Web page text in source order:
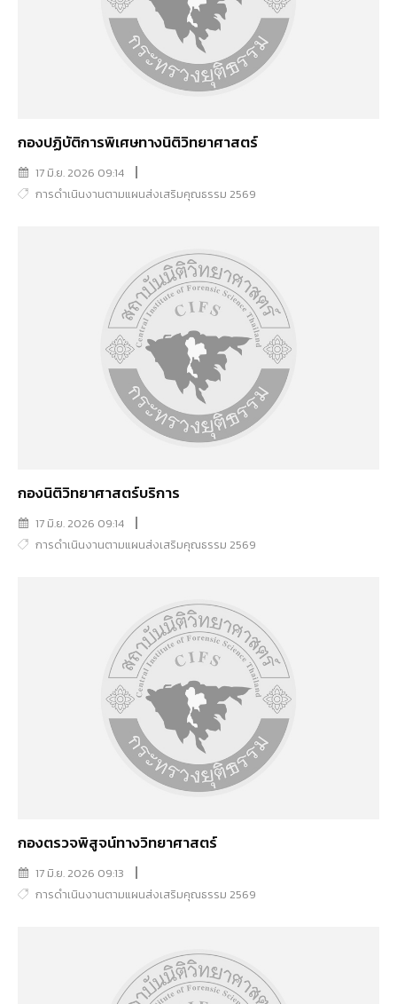
กองปฏิบัติการพิเศษทางนิติวิทยาศาสตร์
17 มิ.ย. 2026 09:14
การดำเนินงานตามแผนส่งเสริมคุณธรรม 2569
กองนิติวิทยาศาสตร์บริการ
17 มิ.ย. 2026 09:14
การดำเนินงานตามแผนส่งเสริมคุณธรรม 2569
กองตรวจพิสูจน์ทางวิทยาศาสตร์
17 มิ.ย. 2026 09:13
การดำเนินงานตามแผนส่งเสริมคุณธรรม 2569